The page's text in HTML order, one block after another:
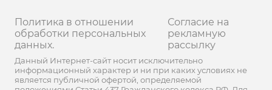
Политика в отношении
обработки персональных
данных.
Согласие на
рекламную
рассылку
Данный Интернет-сайт носит исключительно
информационный характер и ни при каких условиях не
является публичной офертой, определяемой